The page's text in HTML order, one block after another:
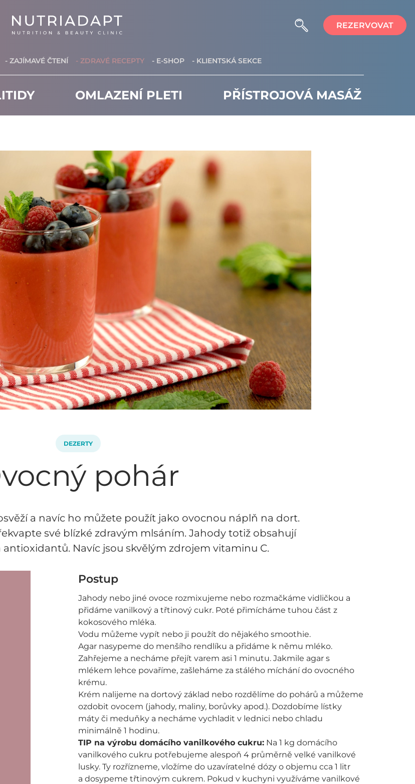
REZERVOVAT
- ZAJÍMAVÉ ČTENÍ - ZDRAVÉ RECEPTY - E-SHOP - KLIENTSKÁ SEKCE
OMLAZENÍ PLETI PŘÍSTROJOVÁ MASÁŽ
DEZERTY
pohár
a navíc ho můžete použít jako ovocnou náplň na dort.
své blízké zdravým mlsáním. Jahody totiž obsahují
Navíc jsou skvělým zdrojem vitaminu C.
Postup
Jahody nebo jiné ovoce rozmixujeme nebo rozmačkáme vidličkou a
přidáme vanilkový a třtinový cukr. Poté přimícháme tuhou část z
kokosového mléka.
Vodu můžeme vypít nebo ji použít do nějakého smoothie.
Agar nasypeme do menšího rendlíku a přidáme k němu mléko.
Zahřejeme a necháme přejít varem asi 1 minutu. Jakmile agar s
mlékem lehce povaříme, zašleháme za stálého míchání do ovocného
krému.
Krém nalijeme na dortový základ nebo rozdělíme do pohárů a můžeme
ozdobit ovocem (jahody, maliny, borůvky apod.). Dozdobíme lístky
máty či meduňky a necháme vychladit v lednici nebo chladu
minimálně 1 hodinu.
TIP na výrobu domácího vanilkového cukru: Na 1 kg domácího
vanilkového cukru potřebujeme alespoň 4 průměrně velké vanilkové
lusky. Ty rozřízneme, vložíme do uzavíratelné dózy o objemu cca 1 litr
a dosypeme třtinovým cukrem. Pokud v kuchyni využíváme vanilkové